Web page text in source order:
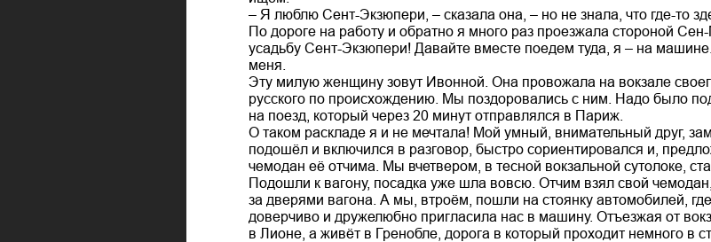
– Я люблю Сент-Экзюпери, – сказала она, – но не знала, что где-то
По дороге на работу и обратно я много раз проезжала стороной
усадьбу Сент-Экзюпери! Давайте вместе поедем туда, я – на
меня.
Эту милую женщину зовут Ивонной. Она провожала на вокзале
русского по происхождению. Мы поздоровались с ним. Надо было
на поезд, который через 20 минут отправлялся в Париж.
О таком раскладе я и не мечтала! Мой умный, внимательный друг,
подошёл и включился в разговор, быстро сориентировался и,
чемодан её отчима. Мы вчетвером, в тесной вокзальной сутолоке,
Подошли к вагону, посадка уже шла вовсю. Отчим взял свой
за дверями вагона. А мы, втроём, пошли на стоянку автомобилей,
доверчиво и дружелюбно пригласила нас в машину. Отъезжая от
в Лионе, а живёт в Гренобле, дорога в который проходит немного в